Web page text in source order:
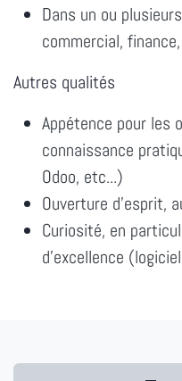
Dans un ou
commercial,
Autres qualités
Appétence pour les
connaissance
Odoo, etc...)
Ouverture d'esprit,
Curiosité, en
d'excellence